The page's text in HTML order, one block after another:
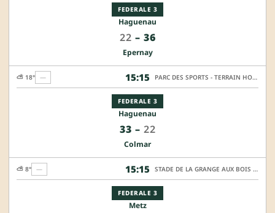
FEDERALE 3
Haguenau
22 – 36
Epernay
15:15
FEDERALE 3
Haguenau
33 – 22
Colmar
⛅ 18° — PARC DES SPORTS - TERRAIN HONNEUR
15:15
FEDERALE 3
Metz
⛅ 8° — STADE DE LA GRANGE AUX BOIS - TERRAIN HONNEUR